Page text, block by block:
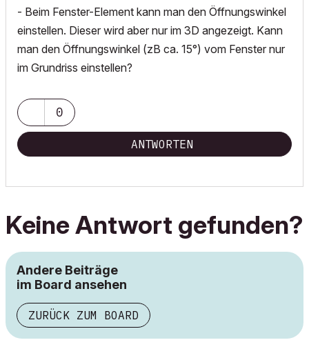
- Beim Fenster-Element kann man den Öffnungswinkel
einstellen. Dieser wird aber nur im 3D angezeigt. Kann
man den Öffnungswinkel (zB ca. 15°) vom Fenster nur
im Grundriss einstellen?
0
ANTWORTEN
Keine Antwort gefunden?
Andere Beiträge
im Board ansehen
ZURÜCK ZUM BOARD